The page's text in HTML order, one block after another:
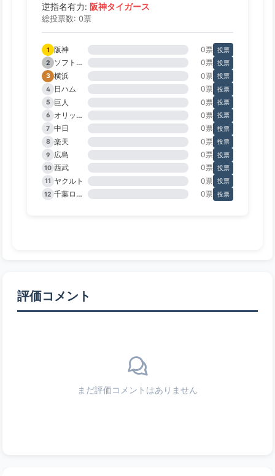
逆指名有力: 阪神タイガース
総投票数: 0票
1 阪神 0票 投票
2
ソフトバンク 0票 投票
3 横浜 0票 投票
4
日ハム 0票 投票
5
巨人 0票 投票
6
オリックス 0票 投票
7 中日 0票 投票
8 楽天 0票 投票
9
広島 0票 投票
10 西武 0票 投票
11 ヤクルト 0票 投票
12
千葉ロッテ 0票 投票
評価コメント
まだ評価コメントはありません